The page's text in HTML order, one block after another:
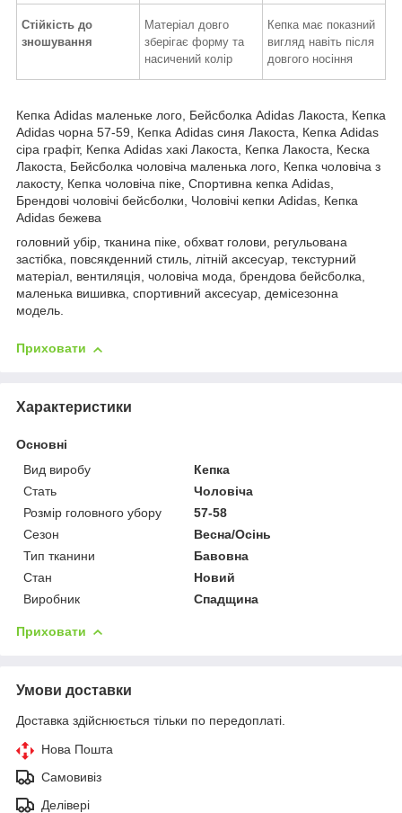
Стійкість до
зношування
Матеріал довго
зберігає форму та
насичений колір
Кепка має показний
вигляд навіть після
довгого носіння
Кепка Adidas маленьке лого, Бейсболка Adidas Лакоста, Кепка
Adidas чорна 57-59, Кепка Adidas синя Лакоста, Кепка Adidas
сіра графіт, Кепка Adidas хакі Лакоста, Кепка Лакоста, Кеска
Лакоста, Бейсболка чоловіча маленька лого, Кепка чоловіча з
лакосту, Кепка чоловіча піке, Спортивна кепка Adidas,
Брендові чоловічі бейсболки, Чоловічі кепки Adidas, Кепка
Adidas бежева
головний убір, тканина піке, обхват голови, регульована
застібка, повсякденний стиль, літній аксесуар, текстурний
матеріал, вентиляція, чоловіча мода, брендова бейсболка,
маленька вишивка, спортивний аксесуар, демісезонна
модель.
Приховати
Характеристики
Основні
Вид виробу
Кепка
Стать
Чоловіча
Розмір головного убору
57-58
Сезон
Весна/Осінь
Тип тканини
Бавовна
Стан
Новий
Виробник
Спадщина
Приховати
Умови доставки
Доставка здійснюється тільки по передоплаті.
Нова Пошта
Самовивіз
Делівері